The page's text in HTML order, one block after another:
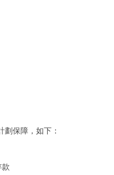
劃保障，如下：
款